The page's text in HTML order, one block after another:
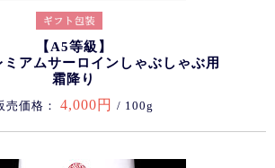
【A5等級】
アムサーロインしゃぶしゃぶ用
霜降り
売価格： 4,000円 / 100g